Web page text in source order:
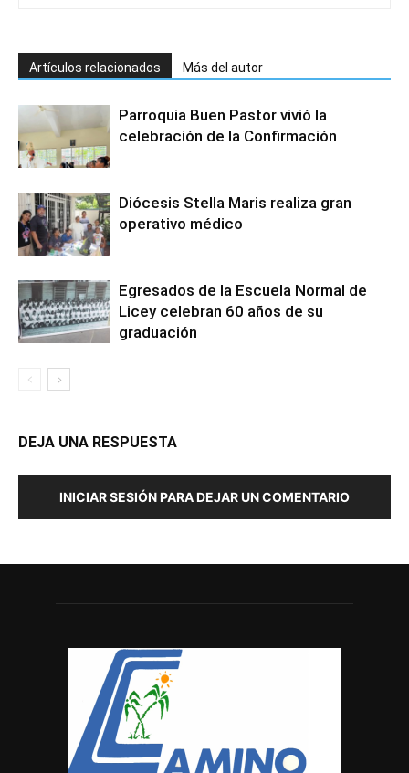
Artículos relacionados Más del autor
Parroquia Buen Pastor vivió la
celebración de la Confirmación
Diócesis Stella Maris realiza gran
operativo médico
Egresados de la Escuela Normal de
Licey celebran 60 años de su
graduación
DEJA UNA RESPUESTA
INICIAR SESIÓN PARA DEJAR UN COMENTARIO